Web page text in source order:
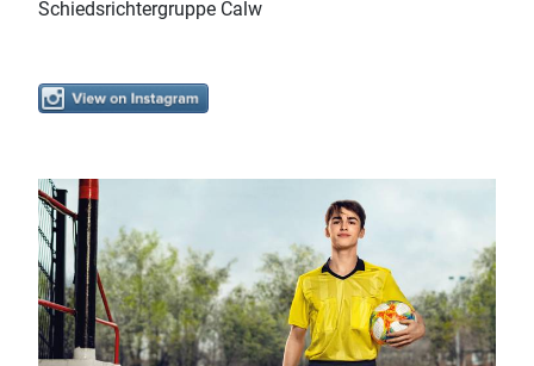
Schiedsrichtergruppe Calw